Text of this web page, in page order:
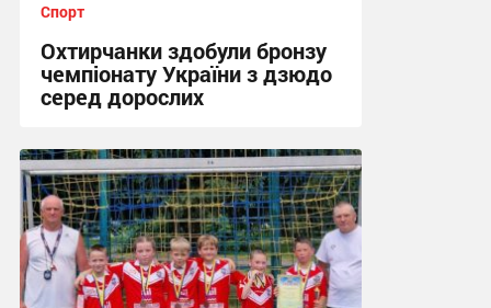
Спорт
Охтирчанки здобули бронзу
чемпіонату України з дзюдо
серед дорослих
12:25, 24.07.2026